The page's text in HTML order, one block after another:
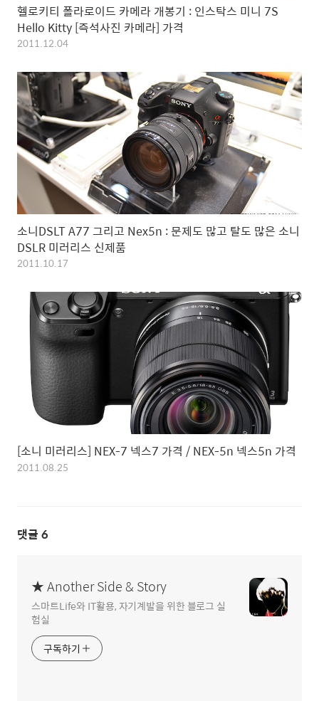
헬로키티 폴라로이드 카메라 개봉기 : 인스탁스 미니 7S
Hello Kitty [즉석사진 카메라] 가격
2011.12.04
소니DSLT A77 그리고 Nex5n : 문제도 많고 탈도 많은 소니
DSLR 미러리스 신제품
2011.10.17
[소니 미러리스] NEX-7 넥스7 가격 / NEX-5n 넥스5n 가격
2011.08.25
댓글 6
★ Another Side & Story
스마트Life와 IT활용, 자기계발을 위한 블로그 실
험실
구독하기